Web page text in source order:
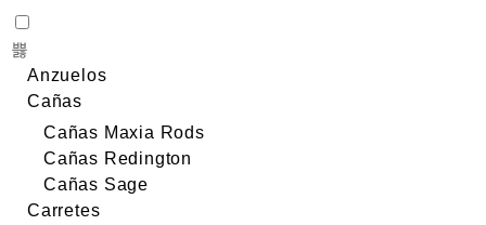
Anzuelos
Cañas
Cañas Maxia Rods
Cañas Redington
Cañas Sage
Carretes